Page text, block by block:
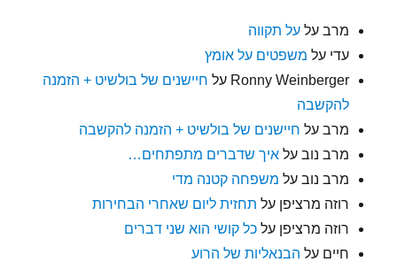
מרב עלעל תקווה
עדי על משפטים על אומץ
Ronny Weinberger על חיישנים של בולשיט + הזמנה
להקשבה
מרב על חיישנים של בולשיט + הזמנה להקשבה
מרב נוב עלאיך שדברים מתפתחים…
מרב נוב על משפחה קטנה מדי
רוזה מרציפן על תחזית ליום שאחרי הבחירות
רוזה מרציפן עלכל קושי הוא שני דברים
חיים על הבנאליות של הרוע